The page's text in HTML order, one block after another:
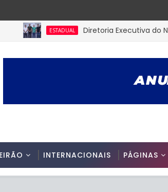
ESTADUAL Diretoria Executiva do
INTERNACIONAIS PÁGINAS